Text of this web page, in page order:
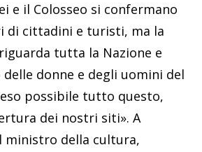
e il Colosseo si confermano
di cittadini e turisti, ma la
tutta la Nazione e
donne e degli uomini del
possibile tutto questo,
dei nostri siti». A
ministro della cultura,